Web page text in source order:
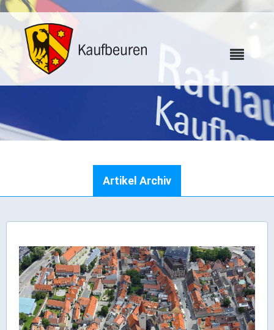
Wo erledige ich was
Rathaus Digital
Bauflächen & Förderung
Öffnungszeiten / Terminvereinbarung
Artikel Archiv